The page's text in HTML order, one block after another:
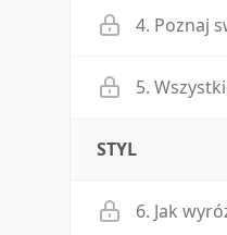
4. Poznaj
5.
STYL
6. Jak